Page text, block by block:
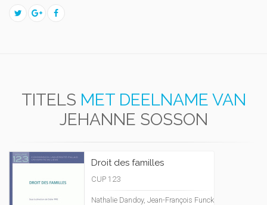
TITELS MET DEELNAME VAN
JEHANNE SOSSON
Droit des familles
CUP 123
Nathalie Dandoy, Jean-François Funck